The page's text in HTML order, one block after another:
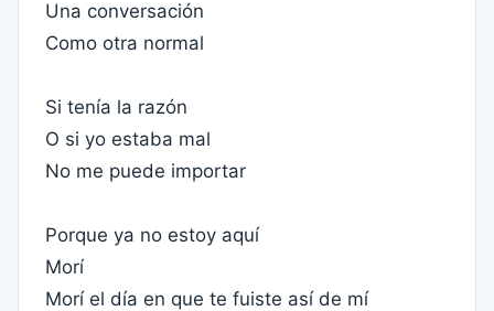
Una conversación
Como otra normal
Si tenía la razón
O si yo estaba mal
No me puede importar
Porque ya no estoy aquí
Morí
Morí el día en que te fuiste así de mí